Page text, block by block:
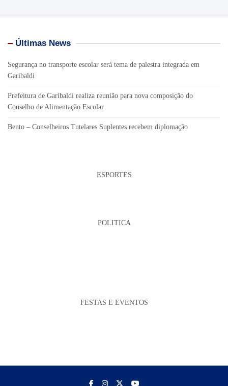
Últimas News
Segurança no transporte escolar será tema de palestra integrada em
Garibaldi
Prefeitura de Garibaldi realiza reunião para nova composição do
Conselho de Alimentação Escolar
Bento – Conselheiros Tutelares Suplentes recebem diplomação
ESPORTES
POLITICA
FESTAS E EVENTOS